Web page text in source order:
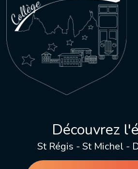
Découvrez
St Régis - St Michel -